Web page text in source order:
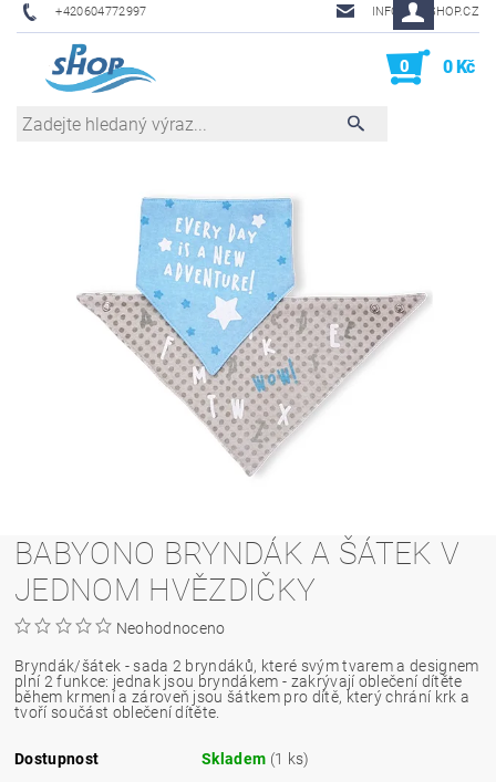
+420604772997 INFO@PHSHOP.CZ
0 0 Kč
BABYONO BRYNDÁK A ŠÁTEK V
JEDNOM HVĚZDIČKY
Neohodnoceno
Bryndák/šátek - sada 2 bryndáků, které svým tvarem a designem
plní 2 funkce: jednak jsou bryndákem - zakrývají oblečení dítěte
během krmení a zároveň jsou šátkem pro dítě, který chrání krk a
tvoří součást oblečení dítěte.
Dostupnost Skladem (1 ks)